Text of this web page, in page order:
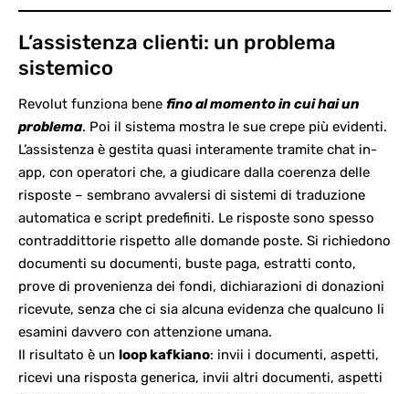
L’assistenza clienti: un problema
sistemico
Revolut funziona bene fino al momento in cui hai un
problema. Poi il sistema mostra le sue crepe più evidenti.
L’assistenza è gestita quasi interamente tramite chat in-
app, con operatori che, a giudicare dalla coerenza delle
risposte – sembrano avvalersi di sistemi di traduzione
automatica e script predefiniti. Le risposte sono spesso
contraddittorie rispetto alle domande poste. Si richiedono
documenti su documenti, buste paga, estratti conto,
prove di provenienza dei fondi, dichiarazioni di donazioni
ricevute, senza che ci sia alcuna evidenza che qualcuno li
esamini davvero con attenzione umana.
Il risultato è un loop kafkiano: invii i documenti, aspetti,
ricevi una risposta generica, invii altri documenti, aspetti